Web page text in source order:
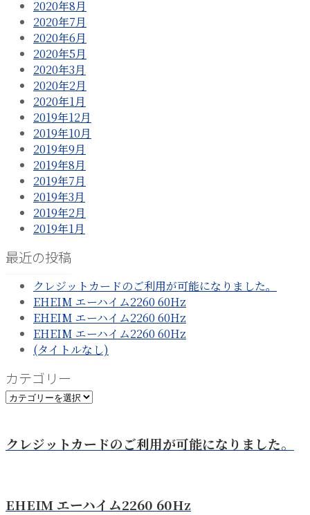
2020年8月
2020年7月
2020年6月
2020年5月
2020年3月
2020年2月
2020年1月
2019年12月
2019年10月
2019年9月
2019年8月
2019年7月
2019年3月
2019年2月
2019年1月
最近の投稿
クレジットカードのご利用が可能になりました。
EHEIM エーハイム2260 60Hz
EHEIM エーハイム2260 60Hz
EHEIM エーハイム2260 60Hz
(タイトルなし)
カテゴリー
カ
リ
クレジットカードのご利用が可能になりました。
EHEIM エーハイム2260 60Hz